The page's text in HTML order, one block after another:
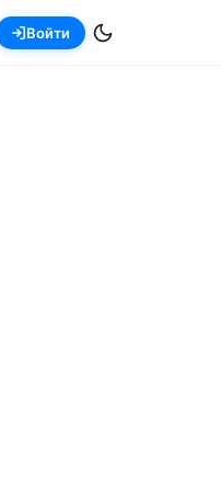
Войти